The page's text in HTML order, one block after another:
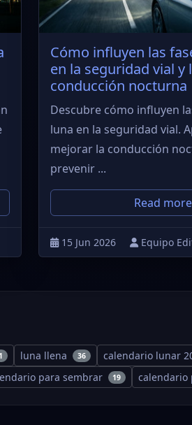
Cómo influyen las
en la seguridad vial y
conducción nocturna
Descubre cómo influyen
luna en la seguridad vial.
mejorar la conducción
prevenir ...
Read more
15 Jun 2026 Equipo
luna llena 36 calendario lunar
para sembrar 19 calendario